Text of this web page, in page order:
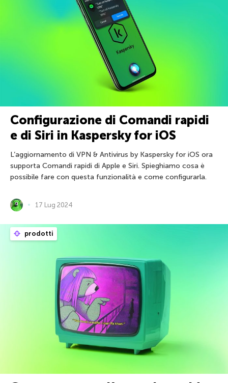
Configurazione di Comandi rapidi
e di Siri in Kaspersky for iOS
L’aggiornamento di VPN & Antivirus by Kaspersky for iOS ora
supporta Comandi rapidi di Apple e Siri. Spieghiamo cosa è
possibile fare con questa funzionalità e come configurarla.
17 Lug 2024
prodotti